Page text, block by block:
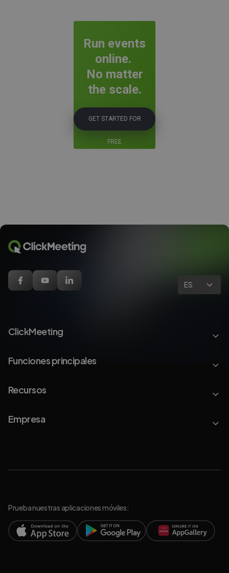
Run events
online.
No matter
the scale.
GET STARTED FOR
FREE
ES
ClickMeeting
Funciones principales
Recursos
Empresa
Prueba nuestras aplicaciones móviles: